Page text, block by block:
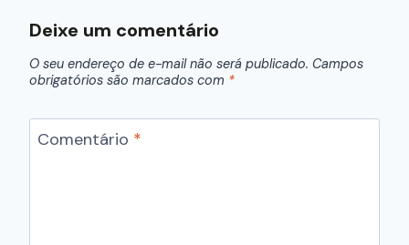
Deixe um comentário
O seu endereço de e-mail não será publicado. Campos
obrigatórios são marcados com *
Comentário *